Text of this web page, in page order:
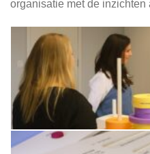
organisatie met de inzichten